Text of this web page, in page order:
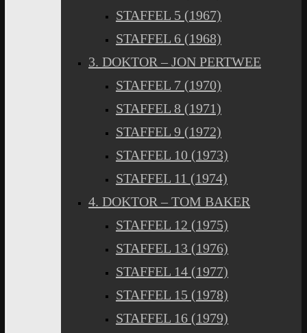
STAFFEL 5 (1967)
STAFFEL 6 (1968)
3. DOKTOR – JON PERTWEE
STAFFEL 7 (1970)
STAFFEL 8 (1971)
STAFFEL 9 (1972)
STAFFEL 10 (1973)
STAFFEL 11 (1974)
4. DOKTOR – TOM BAKER
STAFFEL 12 (1975)
STAFFEL 13 (1976)
STAFFEL 14 (1977)
STAFFEL 15 (1978)
STAFFEL 16 (1979)